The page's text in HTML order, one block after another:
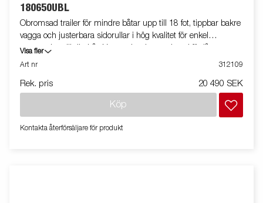
180650UBL
Obromsad trailer för mindre båtar upp till 18 fot, tippbar bakre
vagga och justerbara sidorullar i hög kvalitet för enkel
anpassning till din båt. Varmgalvaniserat chassi för lång
hållbarhet. Elen är helt skyddad i båttrailerns chassi. Vattentäta
avtagbar ljusramp med quick-release-fästen för smidig av- och
Visa fler
Art nr
312109
Rek. pris 20 490 SEK
Köp
Kontakta återförsäljare för produkt